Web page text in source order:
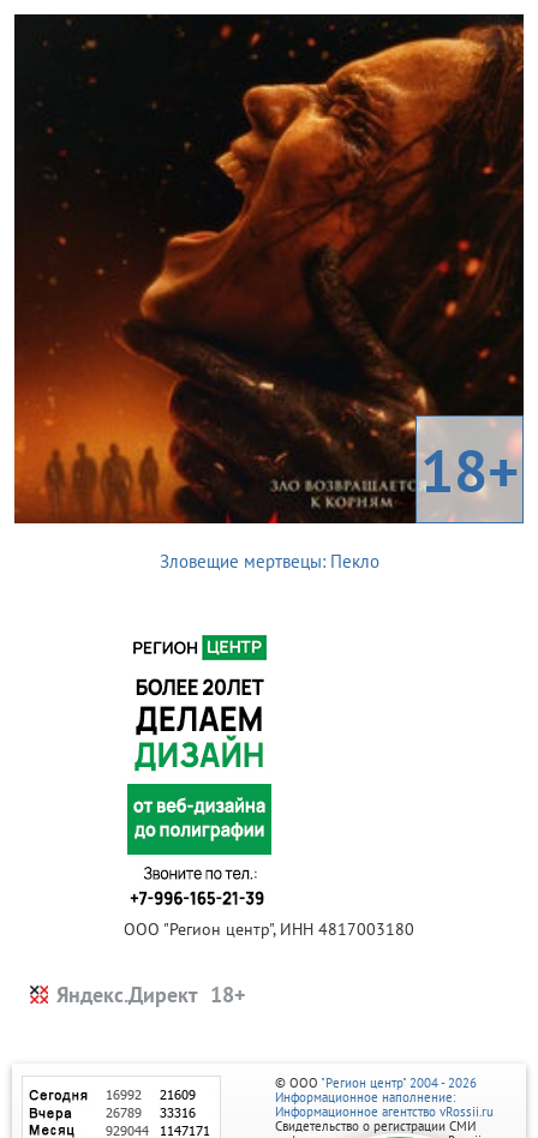
18+
Зловещие мертвецы: Пекло
ООО "Регион центр", ИНН 4817003180
Яндекс.Директ
© ООО "Регион центр" 2004 - 2026
Информационное наполнение:
Информационное агентство vRossii.ru
Свидетельство о регистрации СМИ